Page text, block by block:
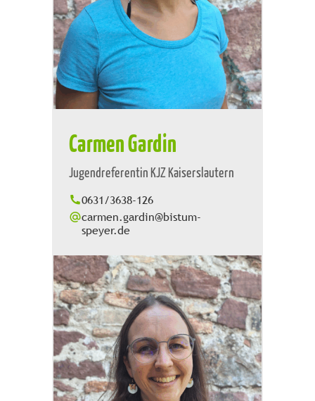
Carmen Gardin
Jugendreferentin KJZ Kaiserslautern
0631/3638-126
carmen.gardin@bistum-
speyer.de